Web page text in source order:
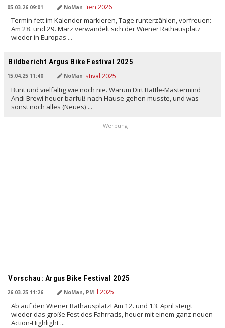
05.03.26 09:01 NoMan
Termin fett im Kalender markieren, Tage runterzählen, vorfreuen:
Am 28. und 29. März verwandelt sich der Wiener Rathausplatz
wieder in Europas ...
Bildbericht Argus Bike Festival 2025
15.04.25 11:40 NoMan
Bunt und vielfältig wie noch nie. Warum Dirt Battle-Mastermind
Andi Brewi heuer barfuß nach Hause gehen musste, und was
sonst noch alles (Neues) ...
Werbung
Vorschau: Argus Bike Festival 2025
26.03.25 11:26 NoMan, PM
Ab auf den Wiener Rathausplatz! Am 12. und 13. April steigt
wieder das große Fest des Fahrrads, heuer mit einem ganz neuen
Action-Highlight ...